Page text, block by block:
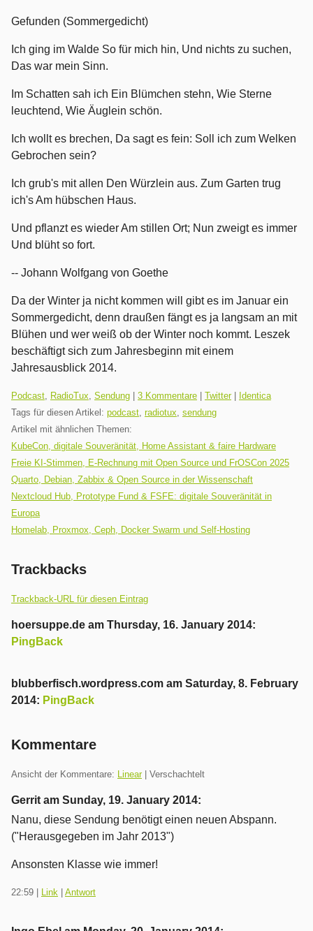
Gefunden (Sommergedicht)
Ich ging im Walde So für mich hin, Und nichts zu suchen,
Das war mein Sinn.
Im Schatten sah ich Ein Blümchen stehn, Wie Sterne
leuchtend, Wie Äuglein schön.
Ich wollt es brechen, Da sagt es fein: Soll ich zum Welken
Gebrochen sein?
Ich grub's mit allen Den Würzlein aus. Zum Garten trug
ich's Am hübschen Haus.
Und pflanzt es wieder Am stillen Ort; Nun zweigt es immer
Und blüht so fort.
-- Johann Wolfgang von Goethe
Da der Winter ja nicht kommen will gibt es im Januar ein
Sommergedicht, denn draußen fängt es ja langsam an mit
Blühen und wer weiß ob der Winter noch kommt. Leszek
beschäftigt sich zum Jahresbeginn mit einem
Jahresausblick 2014.
Kategorien:
Podcast, RadioTux, Sendung 3 Kommentare Twitter|
Identica
Tags für diesen Artikel: podcast, radiotux, sendung
Artikel mit ähnlichen Themen:
KubeCon, digitale Souveränität, Home Assistant & faire Hardware
Freie KI-Stimmen, E-Rechnung mit Open Source und FrOSCon 2025
Quarto, Debian, Zabbix & Open Source in der Wissenschaft
Nextcloud Hub, Prototype Fund & FSFE: digitale Souveränität in
Europa
Homelab, Proxmox, Ceph, Docker Swarm und Self-Hosting
Trackbacks
Trackback-URL für diesen Eintrag
hoersuppe.de am Thursday, 16. January 2014:
PingBack
Anzeige
des
Trackbacks
leider
nicht
blubberfisch.wordpress.com am Saturday, 8. February
2014: PingBack
des
Inhaltes
Trackbacks
ist
leider
möglich.
Kommentare
Ansicht der Kommentare: Linear| Verschachtelt
Gerrit am Sunday, 19. January 2014:
Nanu, diese Sendung benötigt einen neuen Abspann.
("Herausgegeben im Jahr 2013")
Ansonsten Klasse wie immer!
22:59 Link Antwort